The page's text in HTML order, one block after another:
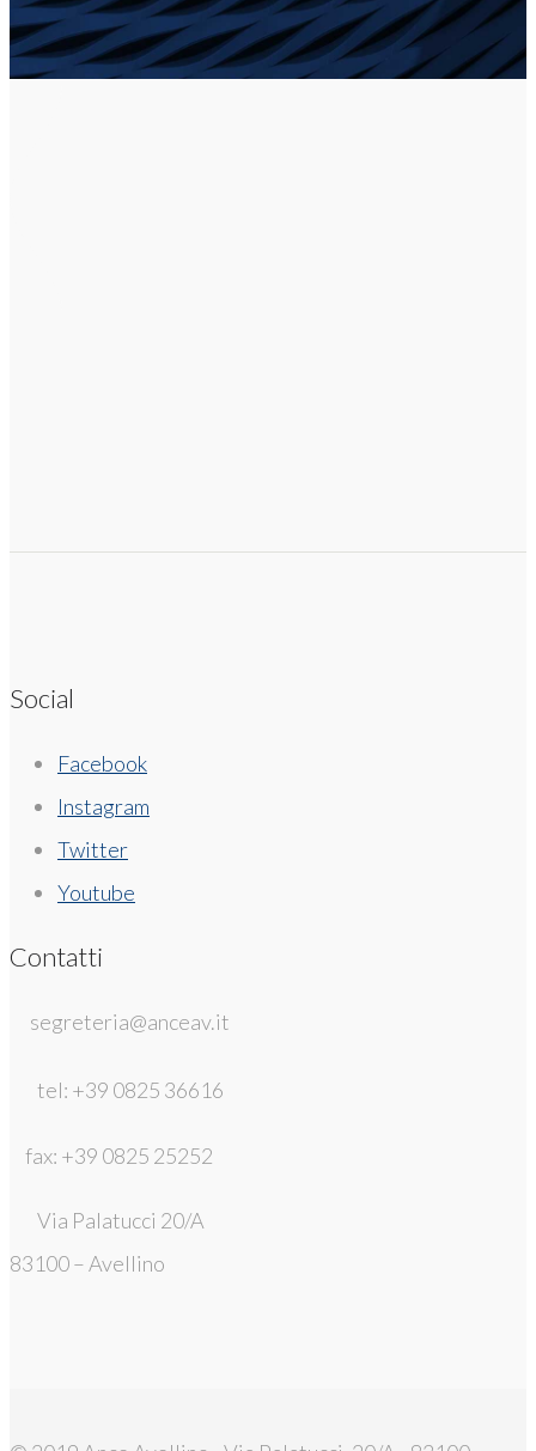
Social
Facebook
Instagram
Twitter
Youtube
Contatti
segreteria@anceav.it
tel: +39 0825 36616
fax: +39 0825 25252
Via Palatucci 20/A
83100 – Avellino